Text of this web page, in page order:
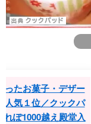
甘酒を使ったお
トレシピ人気
ッドつくれぽ